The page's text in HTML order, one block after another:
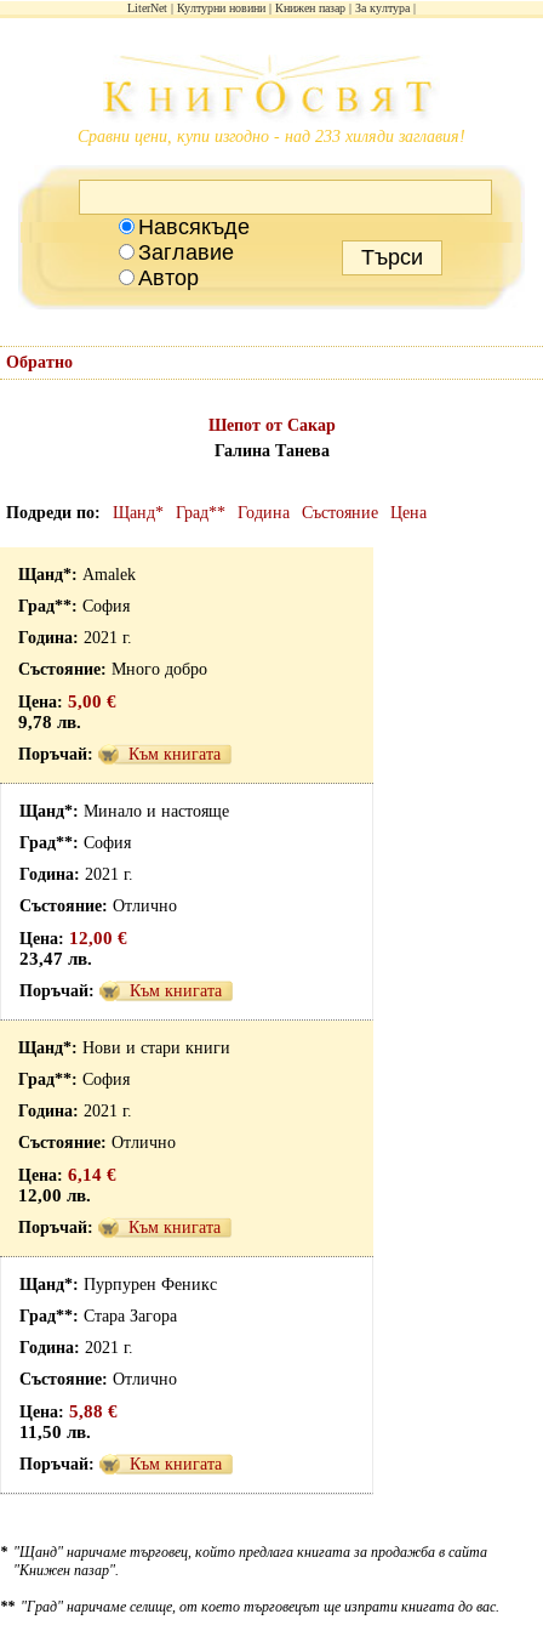
LiterNet Културни новини Книжен пазар За култура
Сравни цени, купи изгодно - над 233 хиляди заглавия!
Навсякъде
Заглавие
Автор
Обратно
Шепот от Сакар
Галина Танева
Подреди по Щанд* Град** Година Състояние Цена
Amalek
София
2021 г.
Много добро
5,00 €
9,78 лв.
Към книгата
Минало и настояще
София
2021 г.
Отлично
12,00 €
23,47 лв.
Към книгата
Нови и стари книги
София
2021 г.
Отлично
6,14 €
12,00 лв.
Към книгата
Пурпурен Феникс
Стара Загора
2021 г.
Отлично
5,88 €
11,50 лв.
Към книгата
* "Щанд" наричаме търговец, който предлага книгата за продажба в сайта
"Книжен пазар".
** "Град" наричаме селище, от което търговецът ще изпрати книгата до вас.